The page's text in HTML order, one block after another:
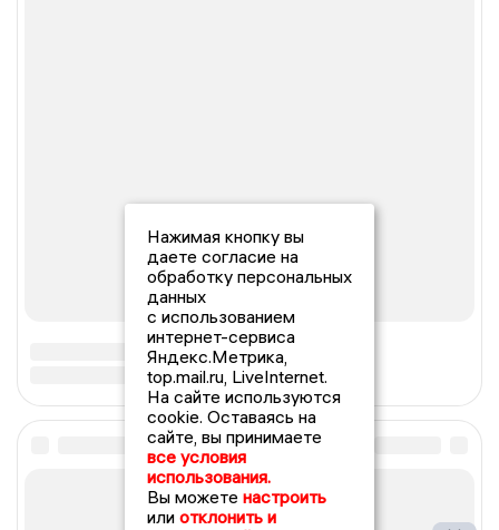
Нажимая кнопку вы
даете согласие на
обработку персональных
данных
с использованием
интернет-сервиса
Яндекс.Метрика,
top.mail.ru, LiveInternet.
На сайте используются
cookie. Оставаясь на
сайте, вы принимаете
все условия
использования.
Вы можете настроить
или отклонить и